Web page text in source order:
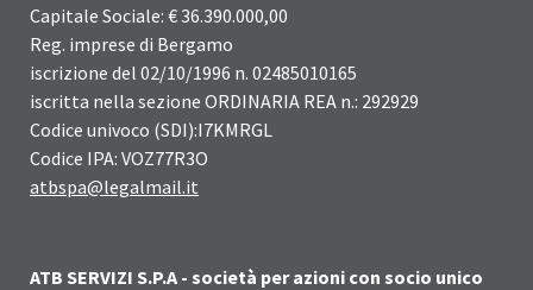
Capitale Sociale: € 36.390.000,00
Reg. imprese di Bergamo
iscrizione del 02/10/1996 n. 02485010165
iscritta nella sezione ORDINARIA REA n.: 292929
Codice univoco (SDI):I7KMRGL
Codice IPA: VOZ77R3O
atbspa@legalmail.it
ATB SERVIZI S.P.A - società per azioni con socio unico